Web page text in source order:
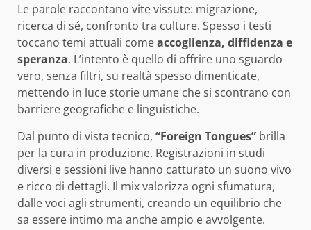
Le parole raccontano vite vissute: migrazione,
ricerca di sé, confronto tra culture. Spesso i testi
toccano temi attuali comeaccoglienza, diffidenza e
speranza. L’intento è quello di offrire uno sguardo
vero, senza filtri, su realtà spesso dimenticate,
mettendo in luce storie umane che si scontrano con
barriere geografiche e linguistiche.
Dal punto di vista tecnico, “Foreign Tongues” brilla
per la cura in produzione. Registrazioni in studi
diversi e sessioni live hanno catturato un suono vivo
e ricco di dettagli. Il mix valorizza ogni sfumatura,
dalle voci agli strumenti, creando un equilibrio che
sa essere intimo ma anche ampio e avvolgente.